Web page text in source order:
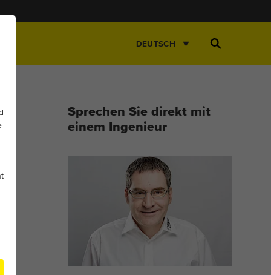
DEUTSCH
Suche
Sprechen Sie direkt mit
einem Ingenieur